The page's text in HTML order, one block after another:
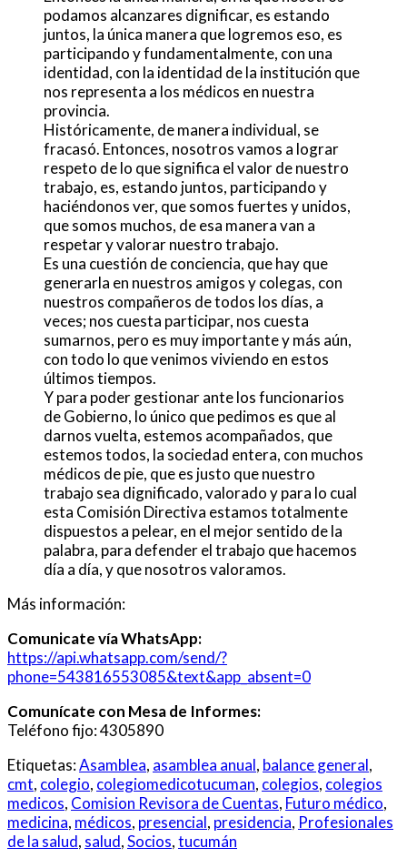
podamos alcanzares dignificar, es estando
juntos, la única manera que logremos eso, es
participando y fundamentalmente, con una
identidad, con la identidad de la institución que
nos representa a los médicos en nuestra
provincia.
Históricamente, de manera individual, se
fracasó. Entonces, nosotros vamos a lograr
respeto de lo que significa el valor de nuestro
trabajo, es, estando juntos, participando y
haciéndonos ver, que somos fuertes y unidos,
que somos muchos, de esa manera van a
respetar y valorar nuestro trabajo.
Es una cuestión de conciencia, que hay que
generarla en nuestros amigos y colegas, con
nuestros compañeros de todos los días, a
veces; nos cuesta participar, nos cuesta
sumarnos, pero es muy importante y más aún,
con todo lo que venimos viviendo en estos
últimos tiempos.
Y para poder gestionar ante los funcionarios
de Gobierno, lo único que pedimos es que al
darnos vuelta, estemos acompañados, que
estemos todos, la sociedad entera, con muchos
médicos de pie, que es justo que nuestro
trabajo sea dignificado, valorado y para lo cual
esta Comisión Directiva estamos totalmente
dispuestos a pelear, en el mejor sentido de la
palabra, para defender el trabajo que hacemos
día a día, y que nosotros valoramos.
Más información:
Comunicate vía WhatsApp:
https://api.whatsapp.com/send/?
phone=543816553085&text&app_absent=0
Comunícate con Mesa de Informes:
Teléfono fijo: 4305890
Etiquetas:Asamblea, asamblea anual, balance general,
cmt, colegio, colegiomedicotucuman, colegios, colegios
medicos, Comision Revisora de Cuentas, Futuro médico,
medicina, médicos, presencial, presidencia, Profesionales
de la salud, salud,Socios,tucumán